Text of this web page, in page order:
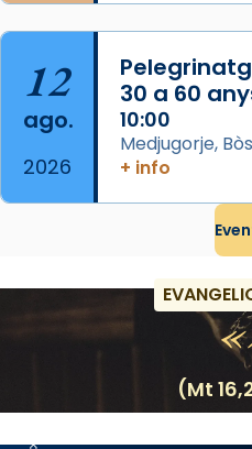
12
ago.
2026
30 a 60
10:00
Medjugorje,
+ info
(Mt